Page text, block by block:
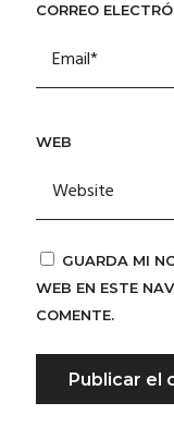
CORREO
WEB
GUARDA MI
WEB EN ESTE
COMENTE.